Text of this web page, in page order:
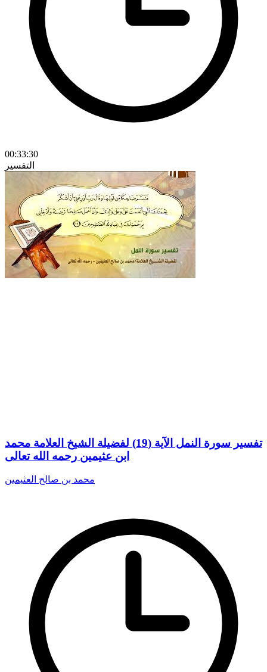
00:33:30
التفسير
تفسير سورة النمل الآية (19) لفضيلة الشيخ العلامة محمد
ابن عثيمين رحمه الله تعالى
محمد بن صالح العثيمين